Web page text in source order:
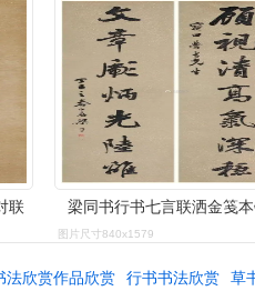
联 梁同书行书七言联洒金笺
图片尺寸840x1579
法欣赏作品欣赏 行书书法欣赏 草